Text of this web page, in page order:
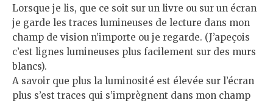
Lorsque je lis, que ce soit sur un livre ou sur un écran
je garde les traces lumineuses de lecture dans mon
champ de vision n’importe ou je regarde. (J’apeçois
c’est lignes lumineuses plus facilement sur des murs
blancs).
A savoir que plus la luminosité est élevée sur l’écran
plus s’est traces qui s’imprègnent dans mon champ